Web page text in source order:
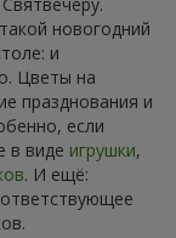
новогодний
и
Цветы на
празднования и
если
в виде игрушки,
. И ещё: